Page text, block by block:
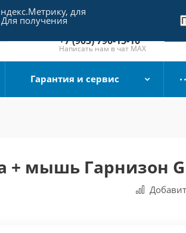
+7 (495) 790-15-10
Отдел продаж
+7 (903) 790-15-10
Написать нам в чат MAX
Гарантия и сервис
+ мышь Гарнизон
для
получения